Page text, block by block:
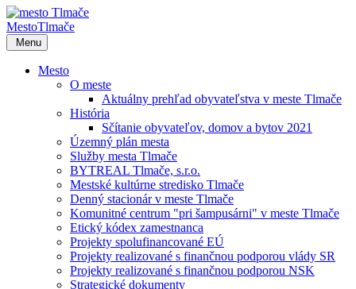
MestoTlmače
Menu
Mesto
O meste
Aktuálny prehľad obyvateľstva v meste Tlmače
História
Sčítanie obyvateľov, domov a bytov 2021
Územný plán mesta
Služby mesta Tlmače
BYTREAL Tlmače, s.r.o.
Mestské kultúrne stredisko Tlmače
Denný stacionár v meste Tlmače
Komunitné centrum "pri šampusárni" v meste Tlmače
Etický kódex zamestnanca
Projekty spolufinancované EÚ
Projekty realizované s finančnou podporou vlády SR
Projekty realizované s finančnou podporou NSK
Strategické dokumenty